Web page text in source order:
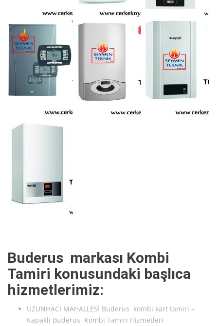
Buderus markası Kombi
Tamiri konusundaki başlıca
hizmetlerimiz:
UZUNHACI MAHALLESİ Buderus kombi kart tamiri –
Kapaklı Buderus Kombi Tamiri Hizmetleri